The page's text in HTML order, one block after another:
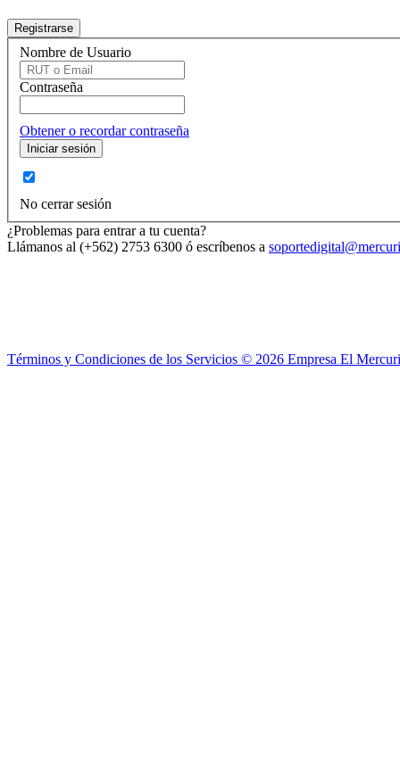
Nombre de Usuario
Contraseña
Obtener o recordar contraseña
No cerrar sesión
¿Problemas para entrar a tu cuenta?
Llámanos al (+562) 2753 6300 ó escríbenos a
Términos y Condiciones de los Servicios © 2026 Empresa El